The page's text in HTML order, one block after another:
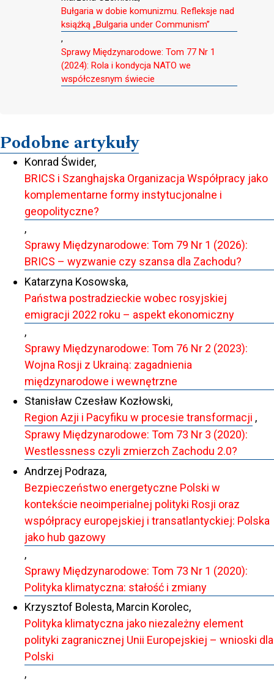
Bułgaria w dobie komunizmu. Refleksje nad
książką „Bulgaria under Communism”
,
Sprawy Międzynarodowe: Tom 77 Nr 1
(2024): Rola i kondycja NATO we
współczesnym świecie
Podobne artykuły
Konrad Świder,
BRICS i Szanghajska Organizacja Współpracy jako
komplementarne formy instytucjonalne i
geopolityczne?
,
Sprawy Międzynarodowe: Tom 79 Nr 1 (2026):
BRICS – wyzwanie czy szansa dla Zachodu?
Katarzyna Kosowska,
Państwa postradzieckie wobec rosyjskiej
emigracji 2022 roku – aspekt ekonomiczny
,
Sprawy Międzynarodowe: Tom 76 Nr 2 (2023):
Wojna Rosji z Ukrainą: zagadnienia
międzynarodowe i wewnętrzne
Stanisław Czesław Kozłowski,
Region Azji i Pacyfiku w procesie transformacji ,
Sprawy Międzynarodowe: Tom 73 Nr 3 (2020):
Westlessness czyli zmierzch Zachodu 2.0?
Andrzej Podraza,
Bezpieczeństwo energetyczne Polski w
kontekście neoimperialnej polityki Rosji oraz
współpracy europejskiej i transatlantyckiej: Polska
jako hub gazowy
,
Sprawy Międzynarodowe: Tom 73 Nr 1 (2020):
Polityka klimatyczna: stałość i zmiany
Krzysztof Bolesta, Marcin Korolec,
Polityka klimatyczna jako niezależny element
polityki zagranicznej Unii Europejskiej – wnioski dla
Polski
,